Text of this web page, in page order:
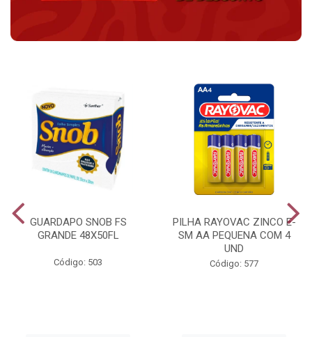
GUARDAPO SNOB FS
GRANDE 48X50FL
Código: 503
PILHA RAYOVAC ZINCO E-
SM AA PEQUENA COM 4
UND
Código: 577